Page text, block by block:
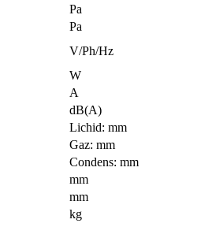
Pa
Pa
V/Ph/Hz
W
А
dB(A)
Lichid: mm
Gaz: mm
Condens: mm
mm
mm
kg